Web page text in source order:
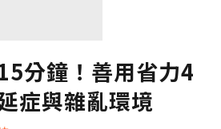
分鐘！善用省力4
症與雜亂環境